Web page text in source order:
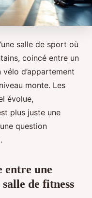
salle de sport où
coincé entre un
d’appartement
monte. Les
évolue,
plus juste une
question
entre une
de fitness